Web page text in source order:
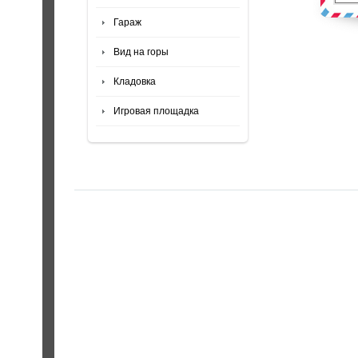
Гараж
Вид на горы
Кладовка
Игровая площадка